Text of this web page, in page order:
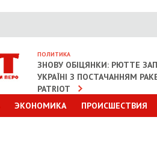
ПОЛИТИКА
ЗНОВУ ОБІЦЯНКИ: РЮТТЕ
УКРАЇНІ З ПОСТАЧАННЯМ
PATRIOT
ЭКОНОМИКА ПРОИСШЕСТВИЯ